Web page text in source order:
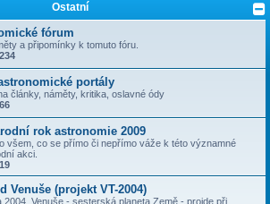
Ostatní
fórum
a připomínky k tomuto fóru.
234
portály
články, náměty, kritika, oslavné ódy
66
rok astronomie 2009
všem, co se přímo či nepřímo váže k této významné
akci.
19
Venuše (projekt VT-2004)
2004, Venuše - sesterská planeta Země - projde při